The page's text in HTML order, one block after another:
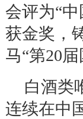
会评为“中
获金奖，
马“第20
白酒类
连续在中